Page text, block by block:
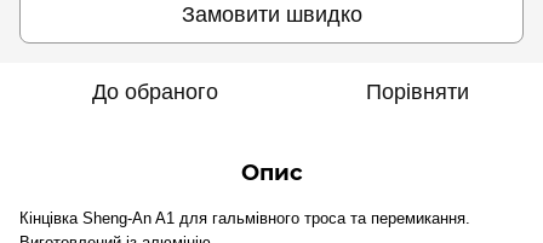
Замовити швидко
До обраного Порівняти
Опис
Кінцівка Sheng-An A1 для гальмівного троса та перемикання.